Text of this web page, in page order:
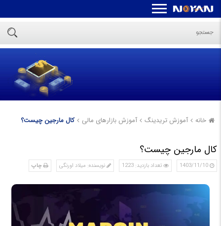
خانه آموزش تریدینگ آموزش بازارهای مالی کال مارجین چیست؟
کال مارجین چیست؟
1403/11/10 تعداد بازدید: 1223 نویسنده: میلاد اورنگی چاپ